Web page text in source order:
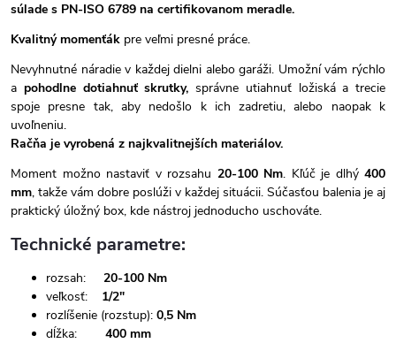
súlade s PN-ISO 6789 na certifikovanom meradle.
Kvalitný momenťák pre veľmi presné práce.
Nevyhnutné náradie v každej dielni alebo garáži. Umožní vám rýchlo
a pohodlne dotiahnuť skrutky, správne utiahnuť ložiská a trecie
spoje presne tak, aby nedošlo k ich zadretiu, alebo naopak k
uvoľneniu.
Račňa je vyrobená z najkvalitnejších materiálov.
Moment možno nastaviť v rozsahu 20-100 Nm. Kľúč je dlhý 400
mm, takže vám dobre poslúži v každej situácii. Súčasťou balenia je aj
praktický úložný box, kde nástroj jednoducho uschováte.
Technické parametre:
rozsah: 20-100 Nm
veľkosť: 1/2"
rozlíšenie (rozstup): 0,5 Nm
dĺžka: 400 mm